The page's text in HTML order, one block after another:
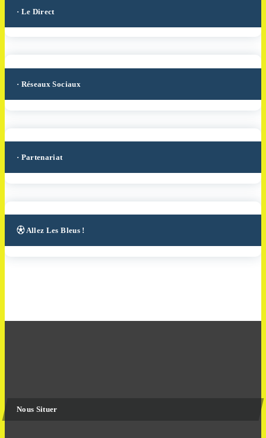
· Le Direct
· Réseaux Sociaux
· Partenariat
⚽︎ Allez Les Bleus !
Nous Situer